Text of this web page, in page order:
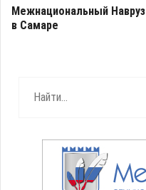
Межнациональный Навруз
в Самаре